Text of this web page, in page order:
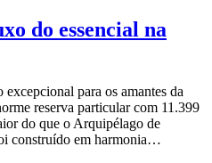
do essencial na
para os amantes da
reserva particular com 11.399
do que o Arquipélago de
construído em harmonia…